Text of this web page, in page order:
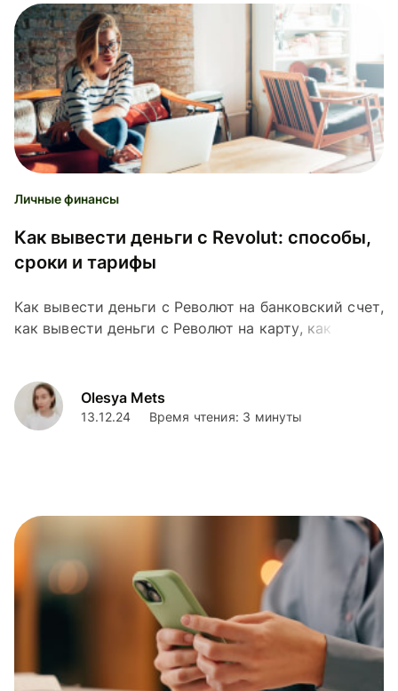
Личные финансы
Как вывести деньги с Revolut: способы,
сроки и тарифы
Как вывести деньги с Револют на банковский счет,
как вывести деньги с Револют на карту, как снять
Olesya Mets
13.12.24 Время чтения: 3 минуты